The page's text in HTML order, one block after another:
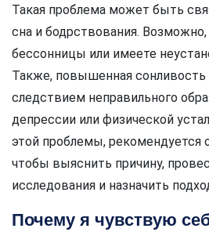
Такая проблема может быть
сна и бодрствования.
бессонницы или имеете
Также, повышенная
следствием неправильного
депрессии или физической
этой проблемы, рекомендуется
чтобы выяснить причину,
исследования и назначить
Почему я чувствую